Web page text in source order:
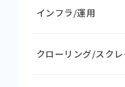
インフラ/運用
クローリング/スク